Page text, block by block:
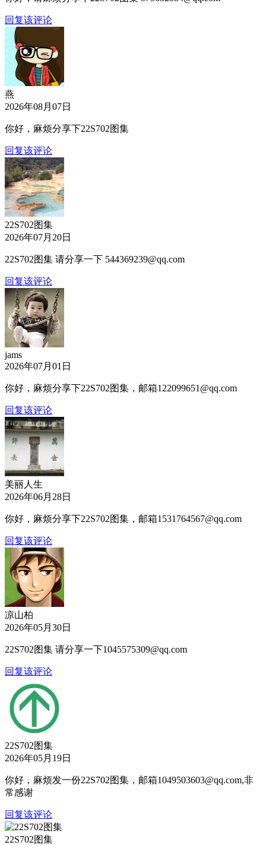
回复该评论
燕
2026年08月07日
你好，麻烦分享下22S702图集
回复该评论
22S702图集
2026年07月20日
22S702图集 请分享一下 544369239@qq.com
回复该评论
jams
2026年07月01日
你好，麻烦分享下22S702图集，邮箱122099651@qq.com
回复该评论
美丽人生
2026年06月28日
你好，麻烦分享下22S702图集，邮箱1531764567@qq.com
回复该评论
凉山柏
2026年05月30日
22S702图集 请分享一下1045575309@qq.com
回复该评论
22S702图集
2026年05月19日
你好，麻烦发一份22S702图集，邮箱1049503603@qq.com,非
常感谢
回复该评论
22S702图集